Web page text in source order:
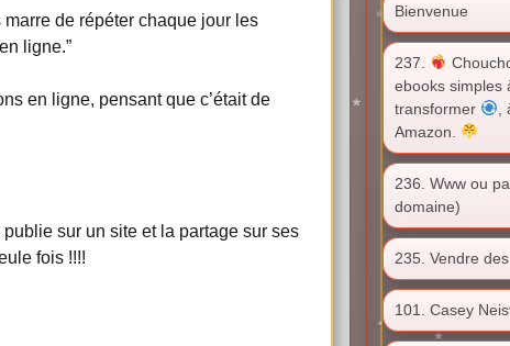
marre de répéter chaque jour les
ligne.”
en ligne, pensant que c’était de
publie sur un site et la partage sur ses
fois !!!!
Bienvenue
237.
ebooks simples
transformer
Amazon.
236. Www ou
domaine)
235. Vendre
101. Casey